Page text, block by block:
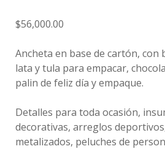
$56,000.00
Ancheta en base de cartón,
lata y tula para empacar,
palin de feliz día y empaque.
Detalles para toda ocasión,
decorativas, arreglos
metalizados, peluches de